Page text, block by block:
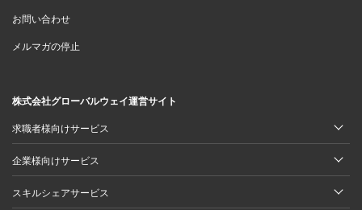
お問い合わせ
メルマガの停止
株式会社グローバルウェイ運営サイト
求職者様向けサービス
企業様向けサービス
スキルシェアサービス